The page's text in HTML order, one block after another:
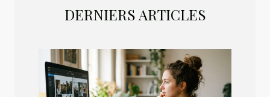
DERNIERS ARTICLES